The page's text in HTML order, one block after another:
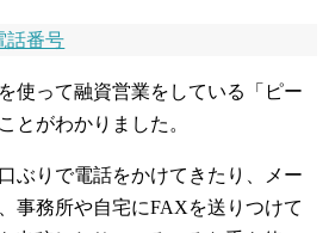
話番号
使って融資営業をしている「ピー
とがわかりました。
ぶりで電話をかけてきたり、メー
事務所や自宅にFAXを送りつけて